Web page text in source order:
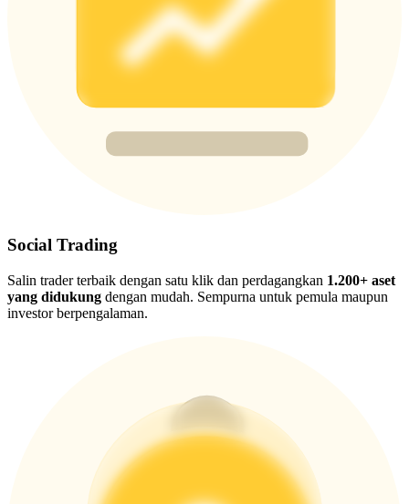
New Listing Futures Fest
Trade New Futures, Win 200,000 USDT
Menangkan Hadiah dan Hadiah Eksklusif
Mendaftar
Social Trading
Salin trader terbaik dengan satu klik dan perdagangkan 1.200+ aset
yang didukung dengan mudah. Sempurna untuk pemula maupun
investor berpengalaman.